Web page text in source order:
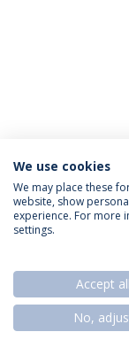
Política de
©
We use cookies
We may place these
website, show
experience. For more
settings.
Accept all
No,